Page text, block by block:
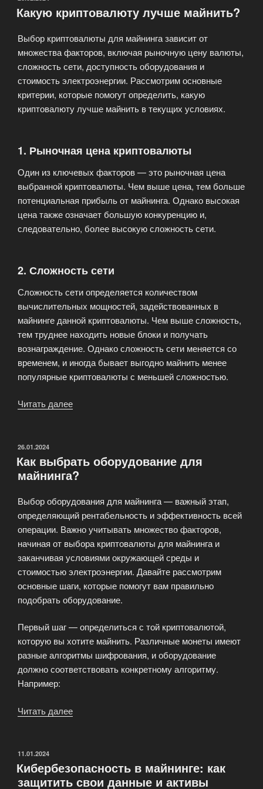
Какую криптовалюту лучше майнить?
Выбор криптовалюты для майнинга зависит от
множества факторов, включая рыночную цену валюты,
сложность сети, доступность оборудования и
стоимость электроэнергии. Рассмотрим основные
критерии, которые помогут определить, какую
криптовалюту лучше майнить в текущих условиях.
1. Рыночная цена криптовалюты
Один из ключевых факторов — это рыночная цена
выбранной криптовалюты. Чем выше цена, тем больше
потенциальная прибыль от майнинга. Однако высокая
цена также означает большую конкуренцию и,
следовательно, более высокую сложность сети.
2. Сложность сети
Сложность сети определяется количеством
вычислительных мощностей, задействованных в
майнинге данной криптовалюты. Чем выше сложность,
тем труднее находить новые блоки и получать
вознаграждение. Однако сложность сети меняется со
временем, и иногда бывает выгодно майнить менее
популярные криптовалюты с меньшей сложностью.
Читать далее
ОПУБЛИКОВАНО
26.01.2024
Как выбрать оборудование для
майнинга?
Выбор оборудования для майнинга — важный этап,
определяющий рентабельность и эффективность всей
операции. Важно учитывать множество факторов,
начиная от выбора криптовалюты для майнинга и
заканчивая условиями окружающей среды и
стоимостью электроэнергии. Давайте рассмотрим
основные шаги, которые помогут вам правильно
подобрать оборудование.
Первый шаг — определиться с той криптовалютой,
которую вы хотите майнить. Различные монеты имеют
разные алгоритмы шифрования, и оборудование
должно соответствовать конкретному алгоритму.
Например:
Читать далее
майнинга?»
ОПУБЛИКОВАНО
11.01.2024
Кибербезопасность в майнинге: как
защитить свои данные и активы